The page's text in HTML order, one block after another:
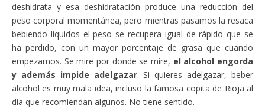
deshidrata y esa deshidratación produce una reducción del
peso corporal momentánea, pero mientras pasamos la resaca
bebiendo líquidos el peso se recupera igual de rápido que se
ha perdido, con un mayor porcentaje de grasa que cuando
empezamos. Se mire por donde se mire, el alcohol engorda
y además impide adelgazar. Si quieres adelgazar, beber
alcohol es muy mala idea, incluso la famosa copita de Rioja al
día que recomiendan algunos. No tiene sentido.